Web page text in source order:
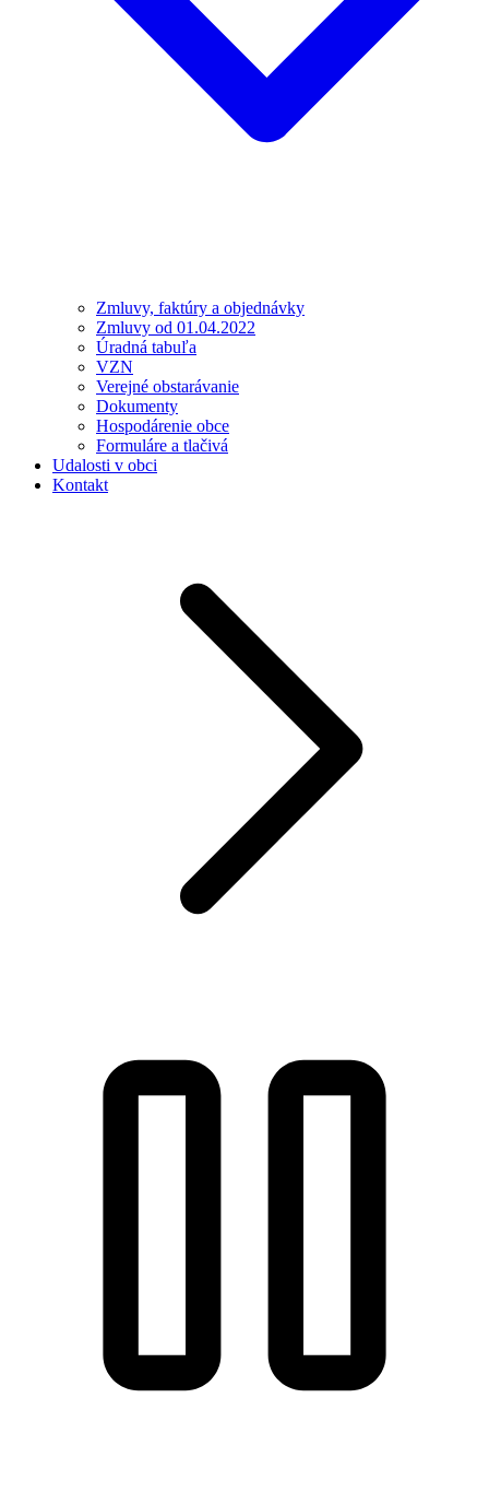
Zmluvy, faktúry a objednávky
Zmluvy od 01.04.2022
Úradná tabuľa
VZN
Verejné obstarávanie
Dokumenty
Hospodárenie obce
Formuláre a tlačivá
Udalosti v obci
Kontakt